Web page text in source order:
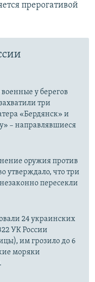
прерогативой
у берегов
три
«Бердянск» и
– направлявшиеся
оружия против
утверждало, что три
пересекли
24 украинских
УК России
им грозило до 6
моряки